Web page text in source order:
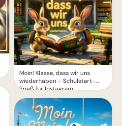
Moin! Klasse, dass wir uns
wiederhaben – Schulstart-
Spaß für Instagram